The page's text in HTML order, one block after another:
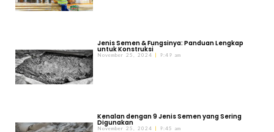
Jenis Semen & Fungsinya: Panduan Lengkap
untuk Konstruksi
November 25, 2024 9:49 am
Kenalan dengan 9 Jenis Semen yang Sering
Digunakan
November 25, 2024 9:45 am